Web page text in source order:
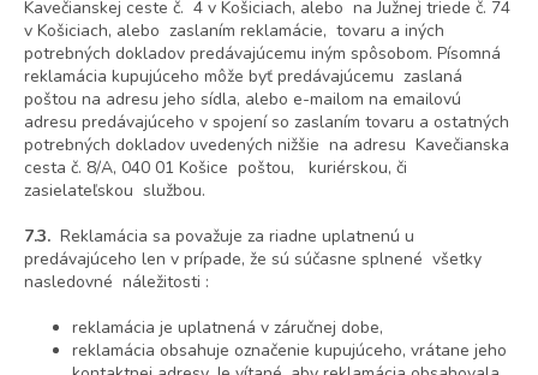
Kavečianskej ceste č. 4 v Košiciach, alebo na Južnej triede č. 74
v Košiciach, alebo zaslaním reklamácie, tovaru a iných
potrebných dokladov predávajúcemu iným spôsobom. Písomná
reklamácia kupujúceho môže byť predávajúcemu zaslaná
poštou na adresu jeho sídla, alebo e-mailom na emailovú
adresu predávajúceho v spojení so zaslaním tovaru a ostatných
potrebných dokladov uvedených nižšie na adresu Kavečianska
cesta č. 8/A, 040 01 Košice poštou, kuriérskou, či
zasielateľskou službou.
7.3. Reklamácia sa považuje za riadne uplatnenú u
predávajúceho len v prípade, že sú súčasne splnené všetky
nasledovné náležitosti :
reklamácia je uplatnená v záručnej dobe,
reklamácia obsahuje označenie kupujúceho, vrátane jeho